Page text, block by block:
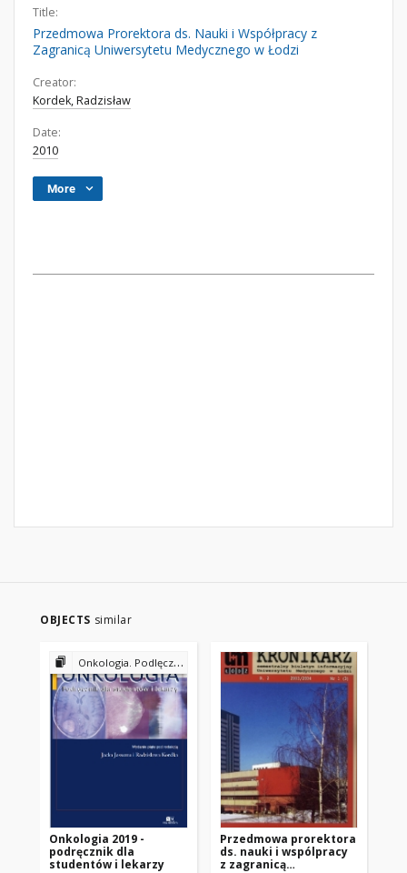
Title:
Przedmowa Prorektora ds. Nauki i Współpracy z
Zagranicą Uniwersytetu Medycznego w Łodzi
Creator:
Kordek, Radzisław
Date:
2010
More
OBJECTS similar
Onkologia. Podlęcznik dla studentów i lekarzy
Onkologia 2019 -
podręcznik dla
studentów i lekarzy
Przedmowa prorektora
ds. nauki i wspólpracy
z zagranicą